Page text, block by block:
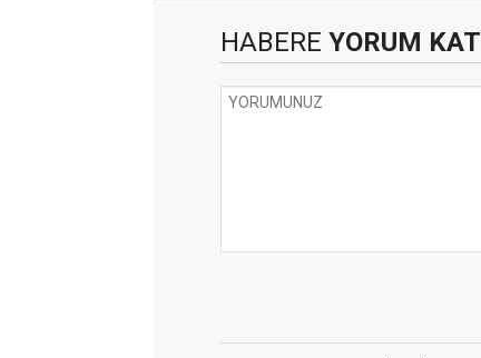
HABERE YORUM KAT